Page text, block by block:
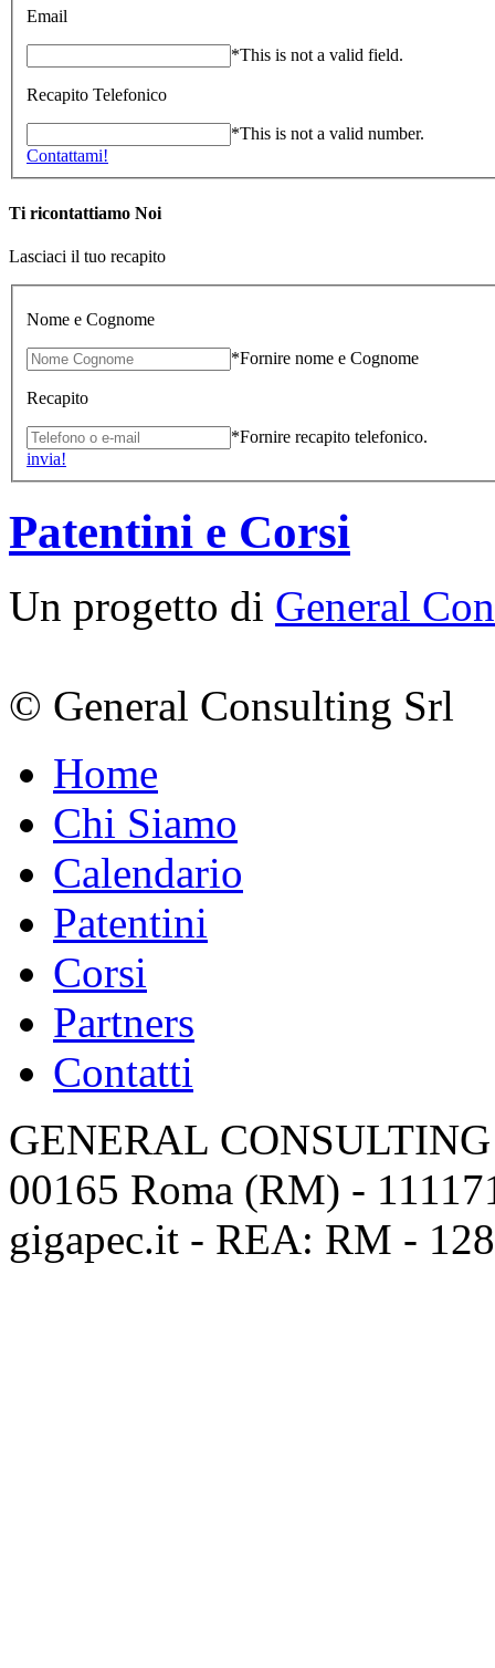
Email
*This is not a valid field.
Recapito Telefonico
*This is not a valid number.
Contattami!
Ti ricontattiamo Noi
Lasciaci il tuo recapito
Nome e Cognome
*Fornire nome e Cognome
Recapito
*Fornire recapito telefonico.
invia!
Patentini e Corsi
Un progetto di General
© General Consulting Srl
Home
Chi Siamo
Calendario
Patentini
Corsi
Partners
Contatti
GENERAL
00165 Roma (RM) -
gigapec.it - REA: RM -